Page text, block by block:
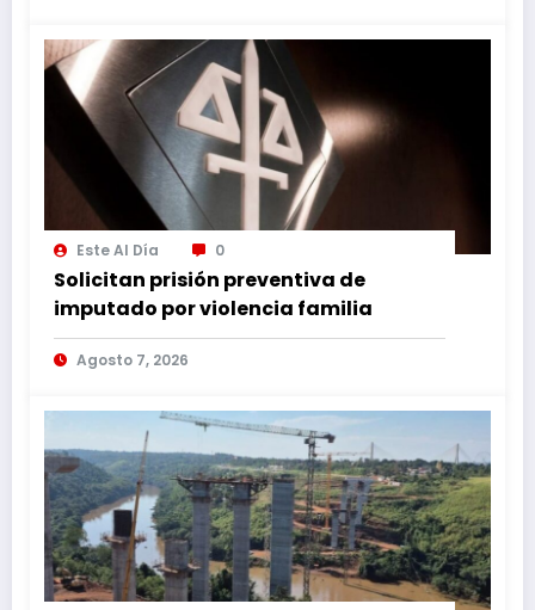
Este Al Día 0
Solicitan prisión preventiva de
imputado por violencia familia
Agosto 7, 2026